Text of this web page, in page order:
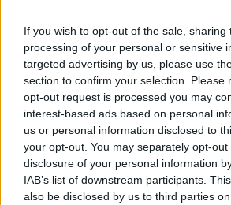
If you wish to opt-out of the sale, sharing
processing of your personal or sensitive
targeted advertising by us, please use
section to confirm your selection. Please
opt-out request is processed you may
interest-based ads based on personal
us or personal information disclosed to
your opt-out. You may separately opt-
disclosure of your personal information
IAB’s list of downstream participants.
also be disclosed by us to third parties
15 år efteråt. UD avråder från alla
provinsen och en rad andra
ANNONS
• Både FNoch amerikansk
att kriget stärkte terrorismen och al-
så kallade al-Qaida i Irak som tog